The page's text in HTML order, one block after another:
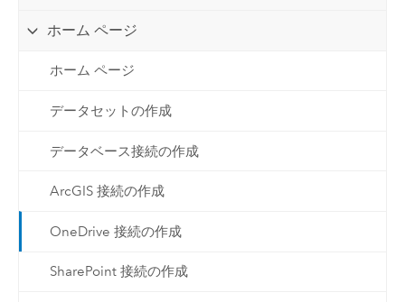
ホーム ページ
ホーム ページ
データセットの作成
データベース接続の作成
ArcGIS 接続の作成
OneDrive 接続の作成
SharePoint 接続の作成